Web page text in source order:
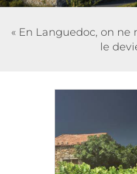
« En Languedoc, on ne
le